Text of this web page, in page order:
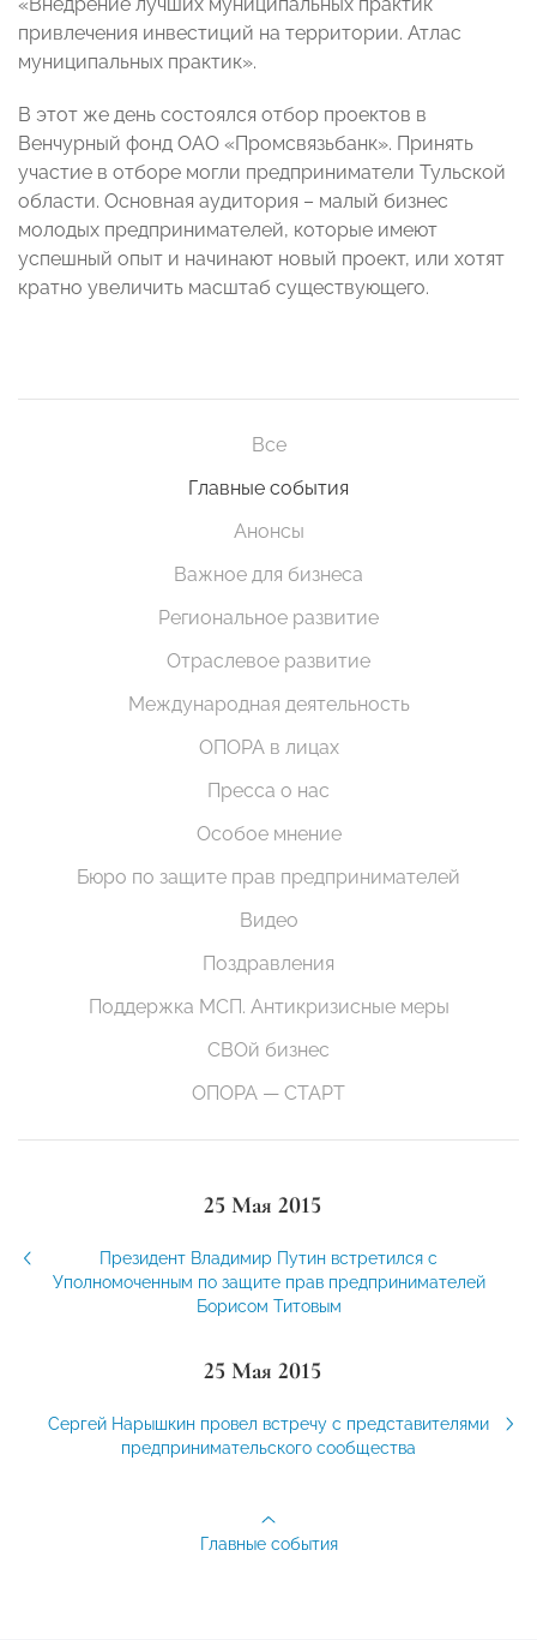
привлечения инвестиций на территории. Атлас
муниципальных практик».
В этот же день состоялся отбор проектов в
Венчурный фонд ОАО «Промсвязьбанк». Принять
участие в отборе могли предприниматели Тульской
области. Основная аудитория – малый бизнес
молодых предпринимателей, которые имеют
успешный опыт и начинают новый проект, или хотят
кратно увеличить масштаб существующего.
Все
Главные события
Анонсы
Важное для бизнеса
Региональное развитие
Отраслевое развитие
Международная деятельность
ОПОРА в лицах
Пресса о нас
Особое мнение
Бюро по защите прав предпринимателей
Видео
Поздравления
Поддержка МСП. Антикризисные меры
СВОй бизнес
ОПОРА — СТАРТ
25 Мая 2015
Президент Владимир Путин встретился с
Уполномоченным по защите прав предпринимателей
Борисом Титовым
25 Мая 2015
Сергей Нарышкин провел встречу с представителями
предпринимательского сообщества
Главные события